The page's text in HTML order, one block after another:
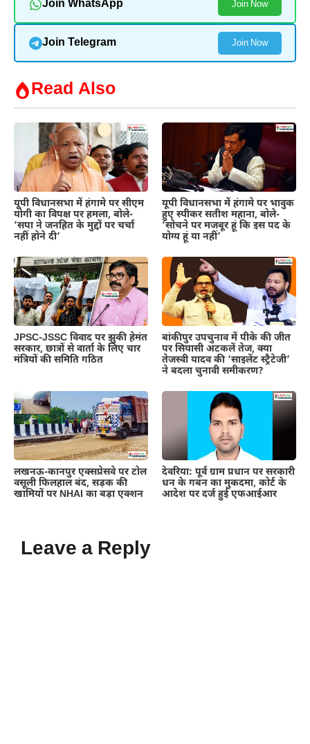
Join WhatsApp Join Now
Join Telegram Join Now
Read Also
यूपी विधानसभा में हंगामे पर सीएम
योगी का विपक्ष पर हमला, बोले-
‘सपा ने जनहित के मुद्दों पर चर्चा
नहीं होने दी’
यूपी विधानसभा में हंगामे पर भावुक
हुए स्पीकर सतीश महाना, बोले-
‘सोचने पर मजबूर हूं कि इस पद के
योग्य हूं या नहीं’
JPSC-JSSC विवाद पर झुकी हेमंत
सरकार, छात्रों से वार्ता के लिए चार
मंत्रियों की समिति गठित
बांकीपुर उपचुनाव में पीके की जीत
पर सियासी अटकलें तेज, क्या
तेजस्वी यादव की ‘साइलेंट स्ट्रैटेजी’
ने बदला चुनावी समीकरण?
लखनऊ-कानपुर एक्सप्रेसवे पर टोल
वसूली फिलहाल बंद, सड़क की
खामियों पर NHAI का बड़ा एक्शन
देवरिया: पूर्व ग्राम प्रधान पर सरकारी
धन के गबन का मुकदमा, कोर्ट के
आदेश पर दर्ज हुई एफआईआर
Leave a Reply